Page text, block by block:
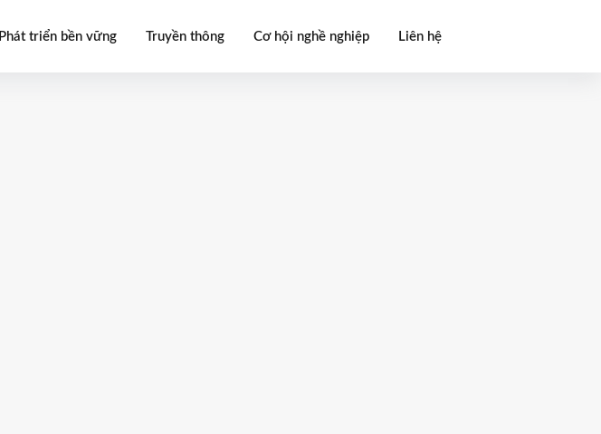
Phát triển bền vững Truyền thông Cơ hội nghề nghiệp Liên hệ